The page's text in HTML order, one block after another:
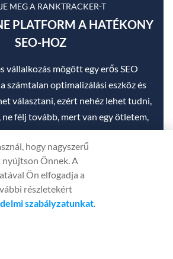
MEG A RANKTRACKER-T
PLATFORM A HATÉKONY
SEO-HOZ
vállalkozás mögött egy erős SEO
számtalan optimalizálási eszköz és
választani, ezért nehéz lehet tudni,
félj tovább, mert van egy ötletem,
a Ranktracker all-in-one
a hatékony SEO-ért.
a Ranktracker regisztrációt
hogy nagyszerű
Önnek. A
Ön elfogadja a
részletekért
szabályzatunkat.